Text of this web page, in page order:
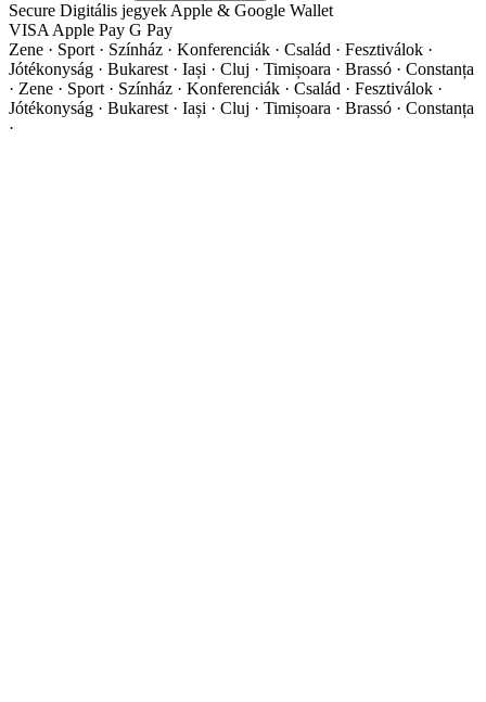
Secure Digitális jegyek Apple & Google Wallet
VISA Apple Pay G Pay
Zene · Sport · Színház · Konferenciák · Család · Fesztiválok ·
Jótékonyság · Bukarest · Iași · Cluj · Timișoara · Brassó · Constanța
· Zene · Sport · Színház · Konferenciák · Család · Fesztiválok ·
Jótékonyság · Bukarest · Iași · Cluj · Timișoara · Brassó · Constanța
·